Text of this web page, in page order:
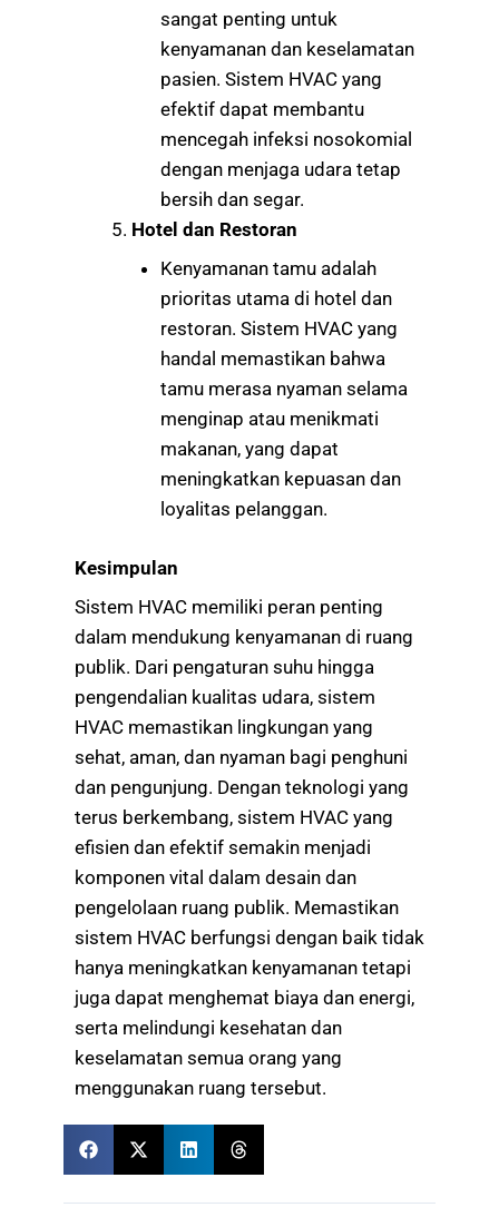
sangat penting untuk
kenyamanan dan keselamatan
pasien. Sistem HVAC yang
efektif dapat membantu
mencegah infeksi nosokomial
dengan menjaga udara tetap
bersih dan segar.
Hotel dan Restoran
Kenyamanan tamu adalah
prioritas utama di hotel dan
restoran. Sistem HVAC yang
handal memastikan bahwa
tamu merasa nyaman selama
menginap atau menikmati
makanan, yang dapat
meningkatkan kepuasan dan
loyalitas pelanggan.
Kesimpulan
Sistem HVAC memiliki peran penting
dalam mendukung kenyamanan di ruang
publik. Dari pengaturan suhu hingga
pengendalian kualitas udara, sistem
HVAC memastikan lingkungan yang
sehat, aman, dan nyaman bagi penghuni
dan pengunjung. Dengan teknologi yang
terus berkembang, sistem HVAC yang
efisien dan efektif semakin menjadi
komponen vital dalam desain dan
pengelolaan ruang publik. Memastikan
sistem HVAC berfungsi dengan baik tidak
hanya meningkatkan kenyamanan tetapi
juga dapat menghemat biaya dan energi,
serta melindungi kesehatan dan
keselamatan semua orang yang
menggunakan ruang tersebut.